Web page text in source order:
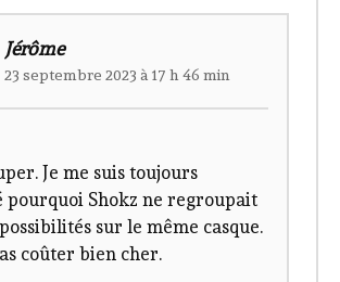
Jérôme
23 septembre 2023 à 17 h 46 min
Je me suis toujours
pourquoi Shokz ne regroupait
sur le même casque.
coûter bien cher.